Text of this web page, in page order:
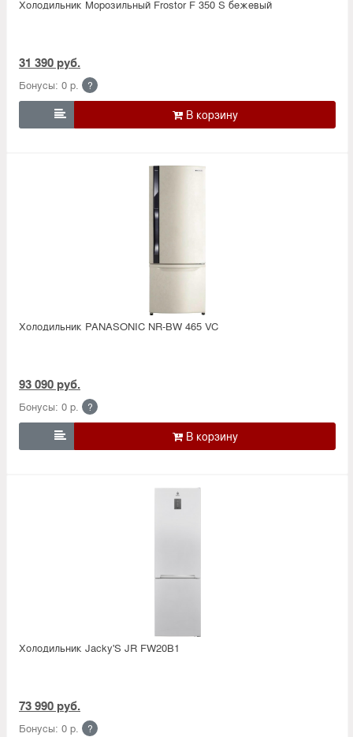
Холодильник Морозильный Frostor F 350 S бежевый
31 390 руб.
Бонусы: 0 р. ?

Холодильник PANASONIC NR-BW 465 VC
93 090 руб.
Бонусы: 0 р. ?

Холодильник Jacky'S JR FW20B1
73 990 руб.
Бонусы: 0 р. ?